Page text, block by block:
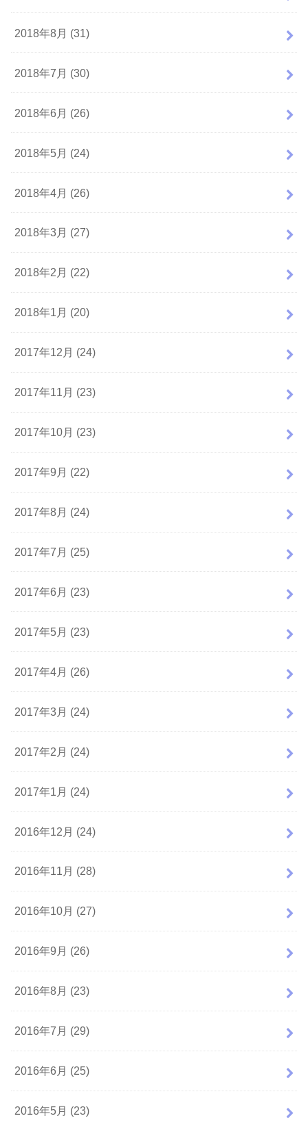
2018年8月 (31)
2018年7月 (30)
2018年6月 (26)
2018年5月 (24)
2018年4月 (26)
2018年3月 (27)
2018年2月 (22)
2018年1月 (20)
2017年12月 (24)
2017年11月 (23)
2017年10月 (23)
2017年9月 (22)
2017年8月 (24)
2017年7月 (25)
2017年6月 (23)
2017年5月 (23)
2017年4月 (26)
2017年3月 (24)
2017年2月 (24)
2017年1月 (24)
2016年12月 (24)
2016年11月 (28)
2016年10月 (27)
2016年9月 (26)
2016年8月 (23)
2016年7月 (29)
2016年6月 (25)
2016年5月 (23)